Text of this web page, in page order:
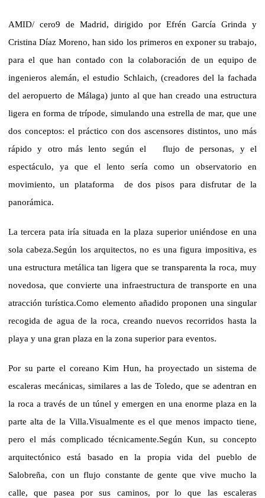
AMID/ cero9 de Madrid, dirigido por Efrén García Grinda y
Cristina Díaz Moreno, han sido los primeros en exponer su trabajo,
para el que han contado con la colaboración de un equipo de
ingenieros alemán, el estudio Schlaich, (creadores del la fachada
del aeropuerto de Málaga) junto al que han creado una estructura
ligera en forma de trípode, simulando una estrella de mar, que une
dos conceptos: el práctico con dos ascensores distintos, uno más
rápido y otro más lento según el
flujo de personas, y el
espectáculo, ya que el lento sería como un observatorio en
movimiento, un plataforma
de dos pisos para disfrutar de la
panorámica.
La tercera pata iría situada en la plaza superior uniéndose en una
sola cabeza.Según los arquitectos, no es una figura impositiva, es
una estructura metálica tan ligera que se transparenta la roca, muy
novedosa, que convierte una infraestructura de transporte en una
atracción turística.Como elemento añadido proponen una singular
recogida de agua de la roca, creando nuevos recorridos hasta la
playa y una gran plaza en la zona superior para eventos.
Por su parte el coreano Kim Hun, ha proyectado un sistema de
escaleras mecánicas, similares a las de Toledo, que se adentran en
la roca a través de un túnel y emergen en una enorme plaza en la
parte alta de la Villa.Visualmente es el que menos impacto tiene,
pero el más complicado técnicamente.Según Kun, su concepto
arquitectónico está basado en la propia vida del pueblo de
Salobreña, con un flujo constante de gente que vive mucho la
calle, que pasea por sus caminos, por lo que las escaleras